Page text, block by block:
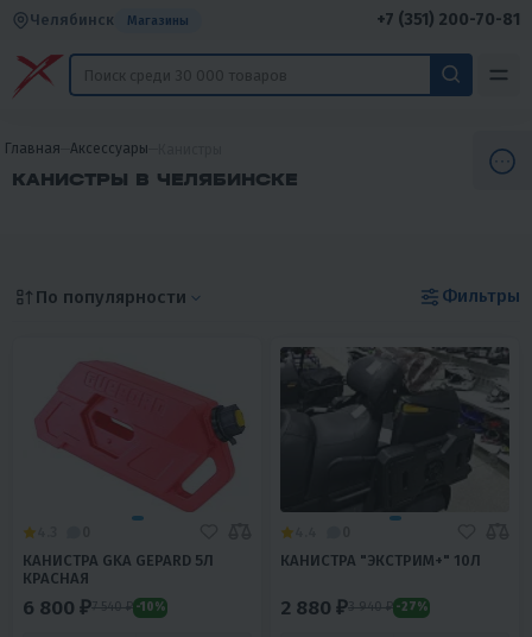
Челябинск Магазины +7 (351) 200-70-81
Главная Аксессуары
КАНИСТРЫ В ЧЕЛЯБИНСКЕ
По популярности Фильтры
КАНИСТРА GKA GEPARD 5Л
КРАСНАЯ
6 800 ₽7 540 ₽ -10%
КАНИСТРА "ЭКСТРИМ+" 10Л
2 880 ₽3 940 ₽ -27%